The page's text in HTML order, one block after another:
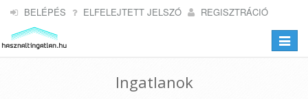
BELÉPÉS ELFELEJTETT JELSZÓ REGISZTRÁCIÓ
Toggle
Ingatlanok